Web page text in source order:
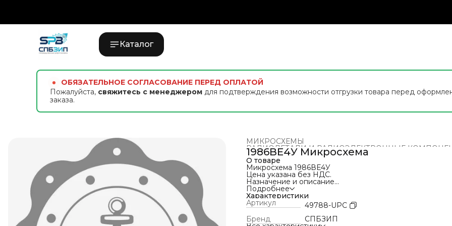
Каталог
ОБЯЗАТЕЛЬНОЕ СОГЛАСОВАНИЕ ПЕРЕД ОПЛАТОЙ
Пожалуйста, свяжитесь с менеджеромдля подтверждения возможности отгрузки товара перед
заказа.
МИКРОСХЕМЫ
РАДИОДЕТАЛИ И РАДИОЭЛЕКТРОННЫЕ
Главная ›
1986ВЕ4У Микросхема
О товаре
Микросхема 1986ВЕ4У
Цена указана без НДС.
Назначение и описание
Микросхема 1986ВЕ4У представляет собой 32-
микроконтроллер на базе процессорного ядра ARM
M0 с 8-канальным 24-разрядным ∑Δ АЦП.
Микроконтроллер 1986ВЕ4У предназначен для
применения в электронной аппаратуре, автомобильной
технике, железнодорожном, водном и воздушном
Подробнее
Характеристики
Артикул
49788-UPC
Бренд
СПБЗИП